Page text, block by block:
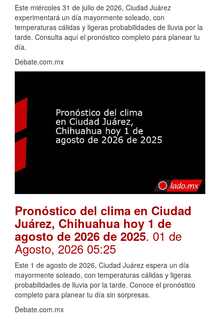
Este miércoles 31 de julio de 2026, Ciudad Juárez
experimentará un día mayormente soleado, con
temperaturas cálidas y ligeras probabilidades de lluvia por la
tarde. Consulta aquí el pronóstico completo para planear tu
día.
Debate.com.mx
Pronóstico del clima en Ciudad
Juárez, Chihuahua hoy 1 de
agosto de 2026 de 2025. 01 de
Agosto, 2026 05:25
Este 1 de agosto de 2026, Ciudad Juárez espera un día
mayormente soleado, con temperaturas cálidas y ligeras
probabilidades de lluvia por la tarde. Conoce el pronóstico
completo para planear tu día sin sorpresas.
Debate.com.mx